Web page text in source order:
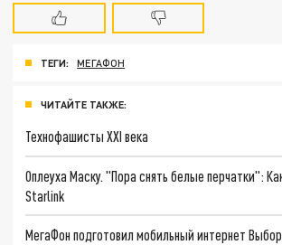
ТЕГИ: МЕГАФОН
ЧИТАЙТЕ ТАКЖЕ:
Технофашисты XXI века
Оплеуха Маску. "Пора снять белые перчатки":
Starlink
МегаФон подготовил мобильный интернет